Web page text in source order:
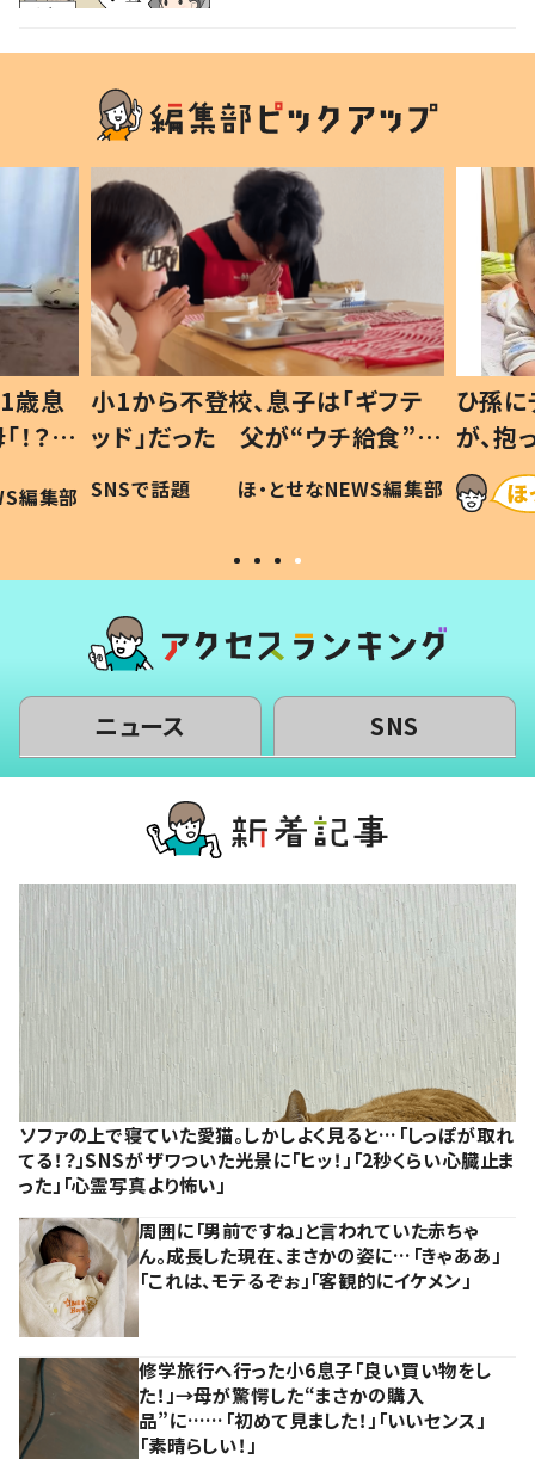
歳息
？」
編集部
小1から不登校、息子は「ギフテ
ッド」だった 父が“ウチ給食”を
作り続ける理由とは #令和の親
#令和の子
SNSで話題 ほ・とせなNEWS編集部
ひ孫
が、
「涙が
い」
ニュース SNS
ソファの上で寝ていた愛猫。しかしよく見ると…「しっぽが取れ
てる！？」SNSがザワついた光景に「ヒッ！」「2秒くらい心臓止ま
った」「心霊写真より怖い」
周囲に「男前ですね」と言われていた赤ちゃ
ん。成長した現在、まさかの姿に…「きゃああ」
「これは、モテるぞぉ」「客観的にイケメン」
修学旅行へ行った小6息子「良い買い物をし
た！」→母が驚愕した“まさかの購入
品”に……「初めて見ました！」「いいセンス」
「素晴らしい！」